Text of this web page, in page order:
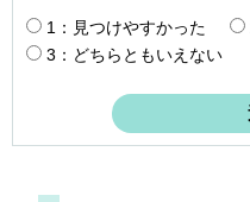
1：見つけやすかった
3：どちらともいえない